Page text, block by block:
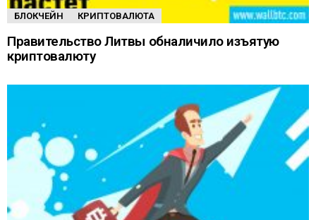
БЛОКЧЕЙН КРИПТОВАЛЮТА
Правительство Литвы обналичило изъятую
криптовалюту